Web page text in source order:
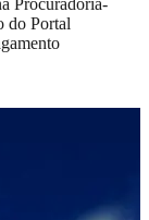
do Portal